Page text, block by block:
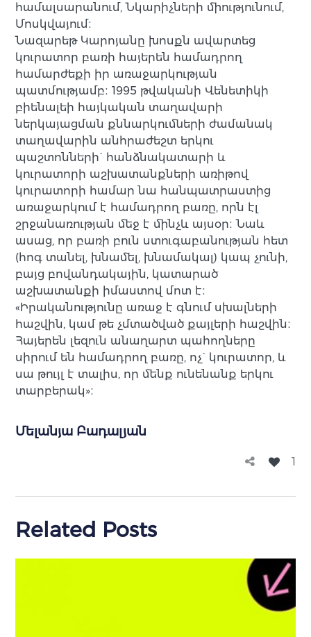
համալսարանում, Նկարիչների միությունում,
Մոսկվայում։
Նազարեթ Կարոյանը խոսքն ավարտեց
կուրատոր բառի հայերեն համադրող
համարժեքի իր առաջարկության
պատմությամբ։ 1995 թվականի Վենետիկի
բիենալեի հայկական տաղավարի
ներկայացման քննարկումների ժամանակ
տաղավարին անհրաժեշտ երկու
պաշտոնների` հանձնակատարի և
կուրատորի աշխատանքների առիթով
կուրատորի համար նա հանպատրաստից
առաջարկում է համադրող բառը, որն էլ
շրջանառության մեջ է մինչև այսօր։ Նաև
ասաց, որ բառի բուն ստուգաբանության հետ
(հոգ տանել, խնամել, խնամակալ) կապ չունի,
բայց բովանդակային, կատարած
աշխատանքի իմաստով մոտ է։
«Իրականությունը առաջ է գնում սխալների
հաշվին, կամ թե չմտածված քայլերի հաշվին։
Հայերեն լեզուն անաղարտ պահողները
սիրում են համադրող բառը, ոչ` կուրատոր, և
սա թույլ է տալիս, որ մենք ունենանք երկու
տարբերակ»։
Մելանյա Բադալյան
1
Related Posts